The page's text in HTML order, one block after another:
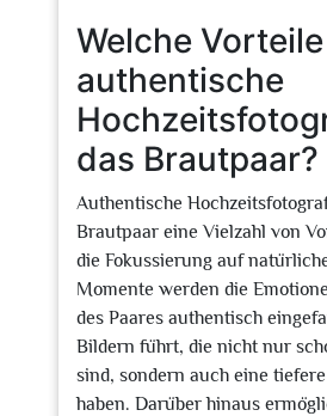
Welche
authentische
das Brautpaar?
Authentische
Brautpaar eine Vielzahl von
die Fokussierung auf
Momente werden die
des Paares authentisch
Bildern führt, die nicht nur
sind, sondern auch eine
haben. Darüber hinaus